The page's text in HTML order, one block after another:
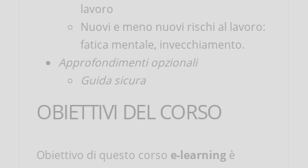
lavoro
Nuovi e meno nuovi rischi al lavoro:
fatica mentale, invecchiamento.
Approfondimenti opzionali
Guida sicura
OBIETTIVI DEL CORSO
Obiettivo di questo corso e-learning è